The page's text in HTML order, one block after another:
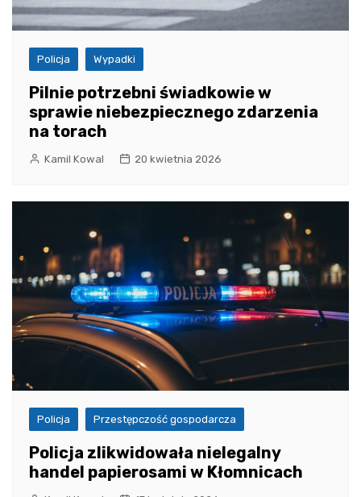
Policja Wypadki
Pilnie potrzebni świadkowie w
sprawie niebezpiecznego zdarzenia
na torach
Kamil Kowal 20 kwietnia 2026
Policja Przestępczość gospodarcza
Policja zlikwidowała nielegalny
handel papierosami w Kłomnicach